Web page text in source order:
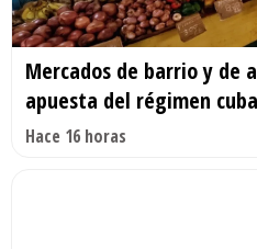
Mercados de barrio y de
apuesta del régimen
Hace 16 horas